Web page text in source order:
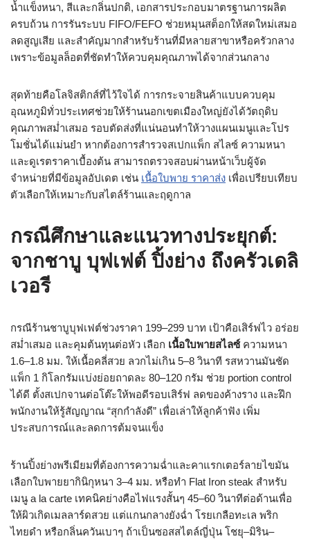
น้ำแข็งหนา, สีและกลิ่นปกติ, เอกสารประกอบมาตรฐานการผลิต
ครบถ้วน การรันระบบ FIFO/FEFO ช่วยหมุนสต็อกให้สดใหม่เสมอ
ลดสูญเสีย และสำคัญมากสำหรับร้านที่มีหลายสาขาหรือครัวกลาง
เพราะข้อมูลล็อตที่ชัดทำให้ควบคุมคุณภาพได้จากส่วนกลาง
สุดท้ายคือโลจิสติกส์ที่ไว้ใจได้ การกระจายสินค้าแบบควบคุม
อุณหภูมิทั่วประเทศช่วยให้ร้านนอกเขตเมืองใหญ่ยังได้วัตถุดิบ
คุณภาพสม่ำเสมอ รอบตัดส่งที่แน่นอนทำให้วางแผนเมนูและโปร
โมชั่นได้แม่นยำ หากต้องการสำรวจสเปกแพ็ก สไลซ์ ความหนา
และดูเรตราคาเบื้องต้น สามารถตรวจสอบผ่านหน้าเว็บผู้จัด
จำหน่ายที่มีข้อมูลอัปเดต เช่น เนื้อใบพาย ราคาส่ง เพื่อเปรียบเทียบ
ตัวเลือกให้เหมาะกับสไตล์ร้านและฤดูกาล
กรณีศึกษาและแนวทางประยุกต์:
จากชาบู บุฟเฟต์ ปิ้งย่าง ถึงครัวเดลิ
เวอรี
กรณีร้านชาบูบุฟเฟต์ช่วงราคา 199–299 บาท เป้าคือเสิร์ฟไว อร่อย
สม่ำเสมอ และคุมต้นทุนต่อหัว เลือก เนื้อใบพายสไลซ์ความหนา
1.6–1.8 มม. ให้เนื้อคลี่สวย ลวกไม่เกิน 5–8 วินาที รสหวานมันชัด
แพ็ก 1 กิโลกรัมแบ่งย่อยถาดละ 80–120 กรัม ช่วย portion control
ได้ดี ตั้งสเปกจานต่อโต๊ะให้พอดีรอบเสิร์ฟ ลดของค้างราง และฝึก
พนักงานให้รู้สัญญาณ “สุกกำลังดี” เพื่อเล่าให้ลูกค้าฟัง เพิ่ม
ประสบการณ์และลดการต้มจนแข็ง
ร้านปิ้งย่างพรีเมียมที่ต้องการความฉ่ำและคาแรกเตอร์ลายไขมัน
เลือกใบพายยากินิกุหนา 3–4 มม. หรือทำ Flat Iron steak สำหรับ
เมนู a la carte เทคนิคย่างคือไฟแรงสั้นๆ 45–60 วินาทีต่อด้านเพื่อ
ให้ผิวเกิดเมลลาร์ดสวย แต่แกนกลางยังฉ่ำ โรยเกลือทะเล พริก
ไทยดำ หรือกลิ่นควันเบาๆ ถ้าเป็นซอสสไตล์ญี่ปุ่น โชยุ–มิริน–